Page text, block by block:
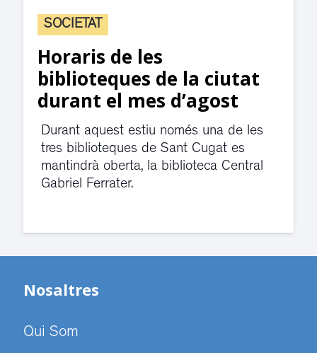
SOCIETAT
Horaris de les
biblioteques de la ciutat
durant el mes d’agost
Durant aquest estiu només una de les
tres biblioteques de Sant Cugat es
mantindrà oberta, la biblioteca Central
Gabriel Ferrater.
Nosaltres
Qui Som